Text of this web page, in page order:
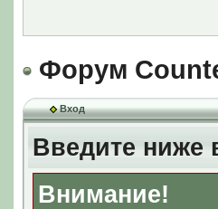
Форум
Вход
Введите ниже
Внимание!